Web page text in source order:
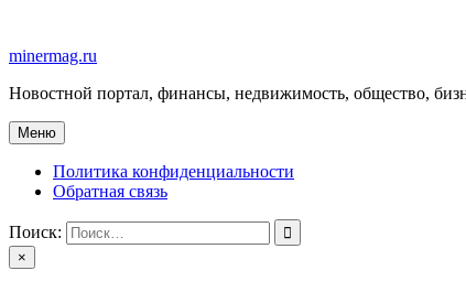
содержимому
minermag.ru
Новостной портал, финансы, недвижимость, общество,
Меню
Политика конфиденциальности
Обратная связь
Поиск:
×